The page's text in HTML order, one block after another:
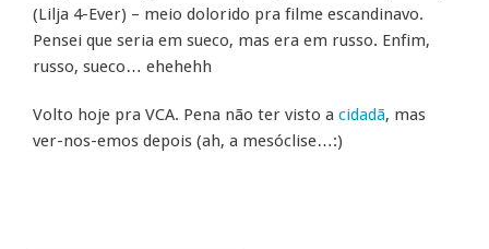
(Lilja 4-Ever) – meio dolorido pra filme escandinavo.
Pensei que seria em sueco, mas era em russo. Enfim,
russo, sueco… ehehehh
Volto hoje pra VCA. Pena não ter visto a cidadã, mas
ver-nos-emos depois (ah, a mesóclise…:)